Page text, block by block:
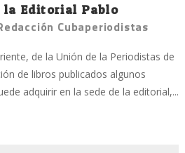
la Editorial Pablo
Cubaperiodistas
de la Unión de la Periodistas de
de libros publicados algunos
adquirir en la sede de la editorial,...